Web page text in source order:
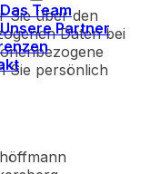
Das Team
Unsere Partner
Sie über den
Daten bei
Sie persönlich